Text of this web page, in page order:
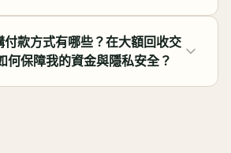
付款方式有哪些？在大額回收交
何保障我的資金與隱私安全？